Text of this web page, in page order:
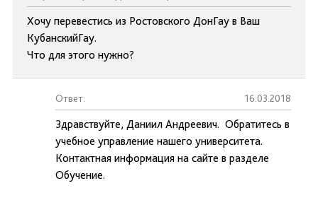
Хочу перевестись из Ростовского ДонГау в Ваш
КубанскийГау.
Что для этого нужно?
Ответ: 16.03.2018
Здравствуйте, Даниил Андреевич. Обратитесь в
учебное управление нашего университета.
Контактная информация на сайте в разделе
Обучение.